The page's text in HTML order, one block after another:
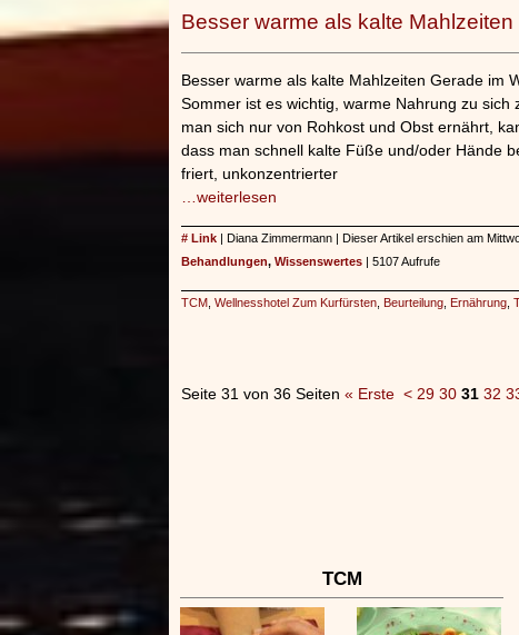
Besser warme als kalte Mahlzeiten
Besser warme als kalte Mahlzeiten Gerade im
Sommer ist es wichtig, warme Nahrung zu sich
man sich nur von Rohkost und Obst ernährt,
dass man schnell kalte Füße und/oder Hände
friert, unkonzentrierter
…weiterlesen
# Link | Diana Zimmermann | Dieser Artikel erschien am
Behandlungen, Wissenswertes | 5107 Aufrufe
TCM Wellnesshotel Zum Kurfürsten Beurteilung Ernährung
Seite 31 von 36 Seiten « Erste < 29 30 31 32
TCM